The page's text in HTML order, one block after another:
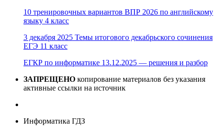
10 тренировочных вариантов ВПР 2026 по английскому
языку 4 класс
3 декабря 2025 Темы итогового декабрьского сочинения
ЕГЭ 11 класс
ЕГКР по информатике 13.12.2025 — решения и разбор
ЗАПРЕЩЕНО копирование материалов без указания
активные ссылки на источник
Информатика ГДЗ